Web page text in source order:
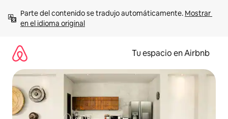
contenido
Parte del contenido se tradujo automáticamente. Mostrar
en el idioma original
Tu espacio en Airbnb